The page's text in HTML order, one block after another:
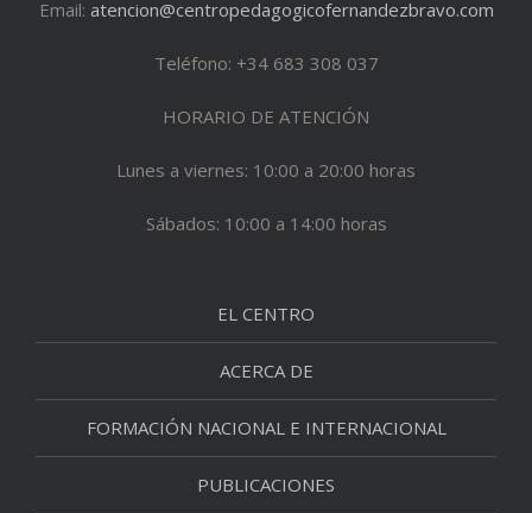
Email: atencion@centropedagogicofernandezbravo.com
Teléfono: +34 683 308 037
HORARIO DE ATENCIÓN
Lunes a viernes: 10:00 a 20:00 horas
Sábados: 10:00 a 14:00 horas
EL CENTRO
ACERCA DE
FORMACIÓN NACIONAL E INTERNACIONAL
PUBLICACIONES